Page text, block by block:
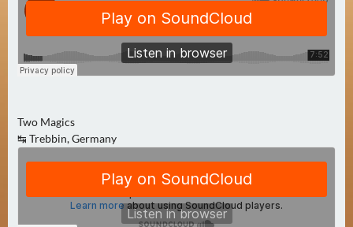
R
R
N
(
0
Two Magics
↹ Trebbin, Germany